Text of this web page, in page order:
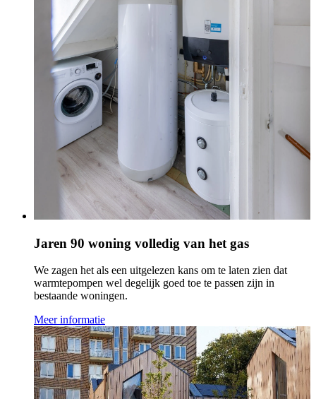
Jaren 90 woning volledig van het gas
We zagen het als een uitgelezen kans om te laten zien dat
warmtepompen wel degelijk goed toe te passen zijn in
bestaande woningen.
Meer informatie